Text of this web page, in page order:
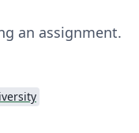
an assignment.